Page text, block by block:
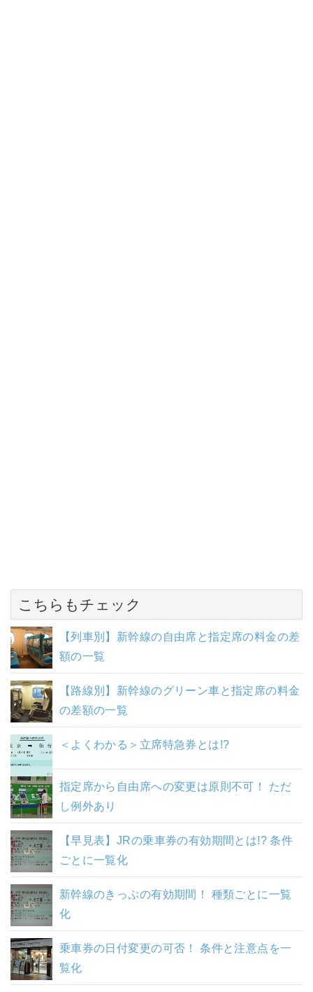
こちらもチェック
【列車別】新幹線の自由席と指定席の料金の差
額の一覧
【路線別】新幹線のグリーン車と指定席の料金
の差額の一覧
＜よくわかる＞立席特急券とは!?
指定席から自由席への変更は原則不可！ ただ
し例外あり
【早見表】JRの乗車券の有効期間とは!? 条件
ごとに一覧化
新幹線のきっぷの有効期間！ 種類ごとに一覧
化
乗車券の日付変更の可否！ 条件と注意点を一
覧化